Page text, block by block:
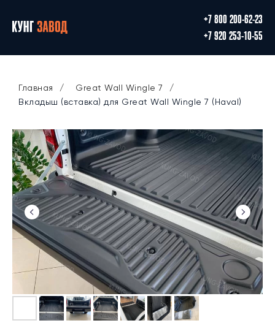
+7 800 200-62-23
+7 920 253-10-55
Главная / Great Wall Wingle 7
/
Вкладыш (вставка) для Great Wall Wingle 7 (Haval)